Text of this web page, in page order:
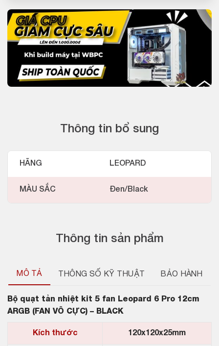
Thông tin sản phẩm
MÔ TẢ THÔNG SỐ KỸ THUẬT BẢO HÀNH
Bộ quạt tản nhiệt kit 5 fan Leopard 6 Pro 12cm
ARGB (FAN VÔ CỰC) – BLACK
Kích thước 120x120x25mm
Thông tin bổ sung
HÃNG LEOPARD
MÀU SẮC Đen/Black